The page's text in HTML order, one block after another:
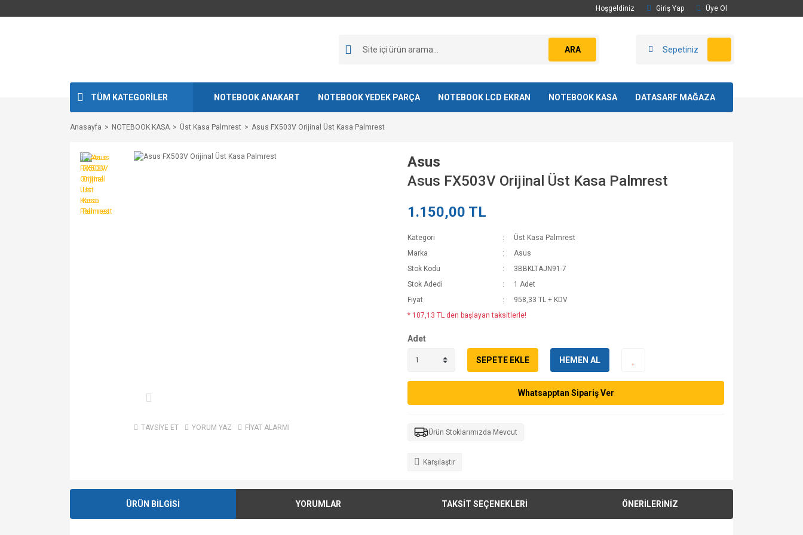
Hoşgeldiniz Giriş Yap Üye Ol
ARA Sepetiniz
TÜM KATEGORİLER NOTEBOOK ANAKART NOTEBOOK YEDEK PARÇA NOTEBOOK LCD EKRAN NOTEBOOK KASA DATASARF MAĞAZA
Anasayfa NOTEBOOK KASA Üst Kasa Palmrest Asus FX503V Orijinal Üst Kasa Palmrest
TAVSİYE ET YORUM YAZ FİYAT ALARMI
Asus
Asus FX503V Orijinal Üst Kasa Palmrest
1.150,00 TL
Kategori
Üst Kasa Palmrest
Marka
Asus
Stok Kodu
3BBKLTAJN91-7
Stok Adedi
1 Adet
Fiyat
958,33 TL + KDV
* 107,13 TL den başlayan taksitlerle!
Adet
SEPETE EKLE HEMEN AL
Whatsapptan Sipariş Ver
Ürün Stoklarımızda Mevcut
Karşılaştır
ÜRÜN BİLGİSİ YORUMLAR TAKSİT SEÇENEKLERİ ÖNERİLERİNİZ